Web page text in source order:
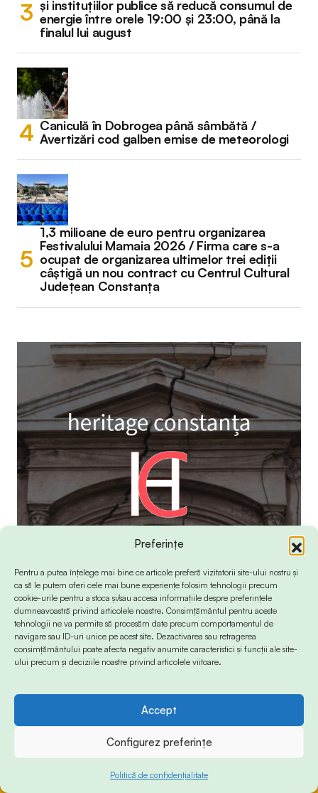
Preferințe
Pentru a putea înțelege mai bine ce articole preferă vizitatorii site-ului nostru și
ca să le putem oferi cele mai bune experiențe folosim tehnologii precum
cookie-urile pentru a stoca și/sau accesa informațiile despre preferințele
dumneavoastră privind articolele noastre. Consimțământul pentru aceste
tehnologii ne va permite să procesăm date precum comportamentul de
navigare sau ID-uri unice pe acest site. Dezactivarea sau retragerea
consimțământului poate afecta negativ anumite caracteristici și funcții ale site-
ului precum și deciziile noastre privind articolele viitoare.
Accept
Configurez preferințe
Politică de confidențialitate
și instituțiilor publice să reducă consumul de
energie între orele 19:00 și 23:00, până la
finalul lui august
Caniculă în Dobrogea până sâmbătă /
Avertizări cod galben emise de meteorologi
1,3 milioane de euro pentru organizarea
Festivalului Mamaia 2026 / Firma care s-a
ocupat de organizarea ultimelor trei ediții
câștigă un nou contract cu Centrul Cultural
Județean Constanța
© 2024 Info-Sud-Est. All Rights Reserved.